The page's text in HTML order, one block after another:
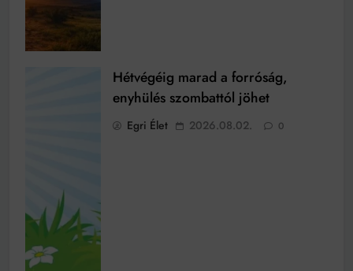
Hétvégéig marad a forróság,
enyhülés szombattól jöhet
Egri Élet 2026.08.02. 0